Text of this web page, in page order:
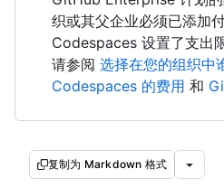
织或其父企业必须已添加
Codespaces 设置了支出
请参阅 选择在您的组织中
Codespaces 的费用 和
复制为 Markdown 格式